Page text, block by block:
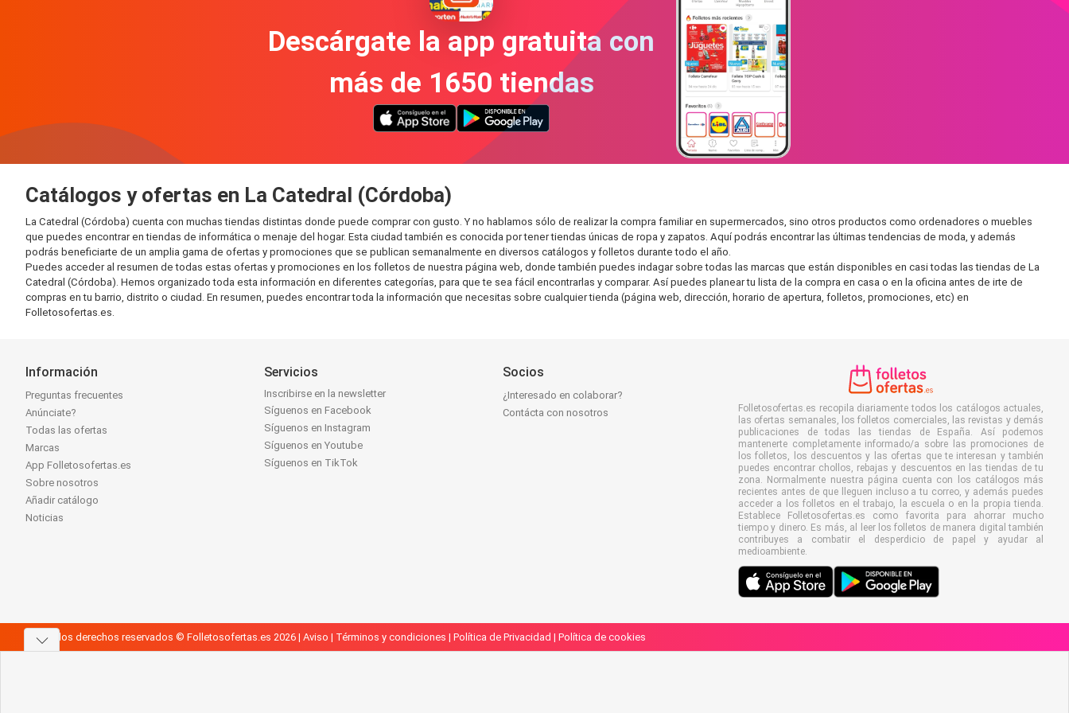
Descárgate la app gratuita con
más de 1650 tiendas
Catálogos y ofertas en La Catedral (Córdoba)
La Catedral (Córdoba) cuenta con muchas tiendas distintas donde puede comprar con gusto. Y no hablamos sólo de realizar la compra familiar en supermercados, sino otros productos como ordenadores o muebles
que puedes encontrar en tiendas de informática o menaje del hogar. Esta ciudad también es conocida por tener tiendas únicas de ropa y zapatos. Aquí podrás encontrar las últimas tendencias de moda, y además
podrás beneficiarte de un amplia gama de ofertas y promociones que se publican semanalmente en diversos catálogos y folletos durante todo el año.
Puedes acceder al resumen de todas estas ofertas y promociones en los folletos de nuestra página web, donde también puedes indagar sobre todas las marcas que están disponibles en casi todas las tiendas de La
Catedral (Córdoba). Hemos organizado toda esta información en diferentes categorías, para que te sea fácil encontrarlas y comparar. Así puedes planear tu lista de la compra en casa o en la oficina antes de irte de
compras en tu barrio, distrito o ciudad. En resumen, puedes encontrar toda la información que necesitas sobre cualquier tienda (página web, dirección, horario de apertura, folletos, promociones, etc) en
Folletosofertas.es.
Información
Preguntas frecuentes
Anúnciate?
Todas las ofertas
Marcas
App Folletosofertas.es
Sobre nosotros
Añadir catálogo
Noticias
Servicios
Inscribirse en la newsletter
Síguenos en Facebook
Síguenos en Instagram
Síguenos en Youtube
Síguenos en TikTok
Socios
¿Interesado en colaborar?
Contácta con nosotros
Folletosofertas.es recopila diariamente todos los catálogos actuales,
las ofertas semanales, los folletos comerciales, las revistas y demás
publicaciones de todas las tiendas de España. Así podemos
mantenerte completamente informado/a sobre las promociones de
los folletos, los descuentos y las ofertas que te interesan y también
puedes encontrar chollos, rebajas y descuentos en las tiendas de tu
zona. Normalmente nuestra página cuenta con los catálogos más
recientes antes de que lleguen incluso a tu correo, y además puedes
acceder a los folletos en el trabajo, la escuela o en la propia tienda.
Establece Folletosofertas.es como favorita para ahorrar mucho
tiempo y dinero. Es más, al leer los folletos de manera digital también
contribuyes a combatir el desperdicio de papel y ayudar al
medioambiente.
Todos los derechos reservados © Folletosofertas.es 2026 | Aviso | Términos y condiciones | Política de Privacidad | Política de cookies